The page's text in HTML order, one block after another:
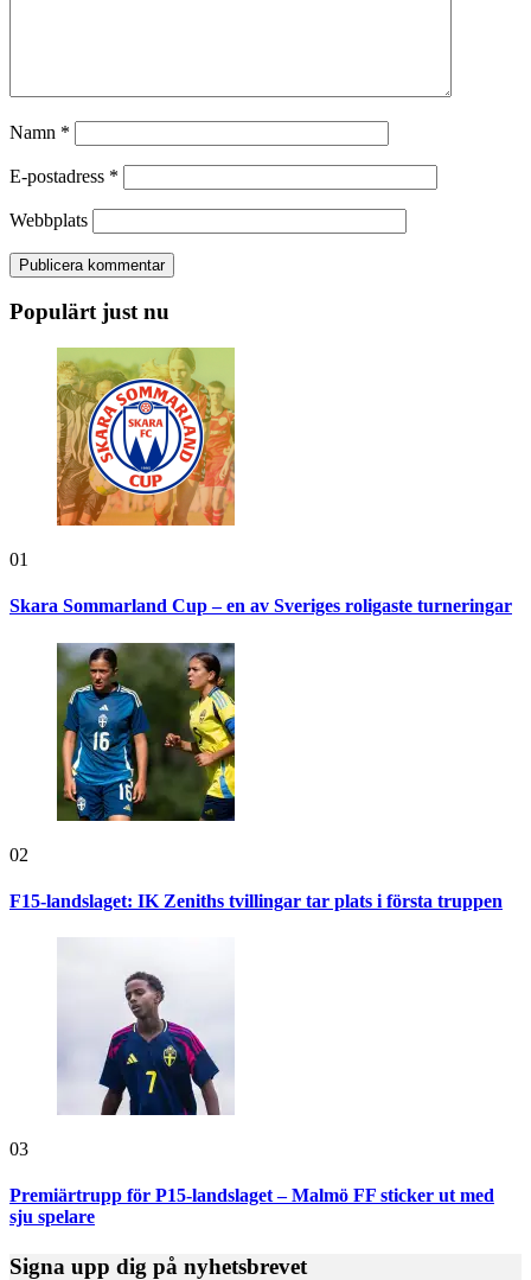
Namn *
E-postadress *
Webbplats
Populärt just nu
01
Skara Sommarland Cup – en av Sveriges roligaste turneringar
02
F15-landslaget: IK Zeniths tvillingar tar plats i första truppen
03
Premiärtrupp för P15-landslaget – Malmö FF sticker ut med
sju spelare
Signa upp dig på nyhetsbrevet